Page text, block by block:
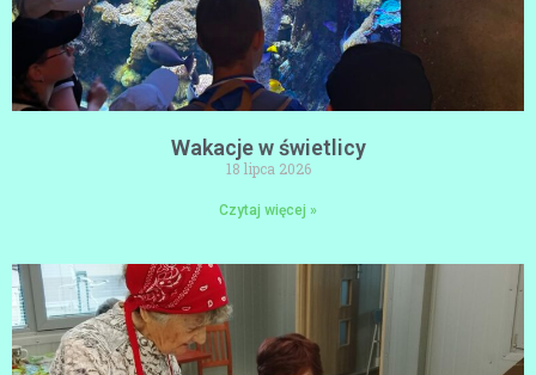
Wakacje w świetlicy
18 lipca 2026
Czytaj więcej »